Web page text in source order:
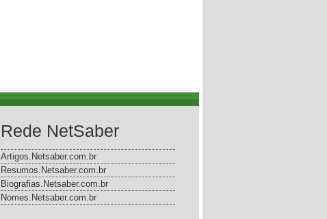
Rede NetSaber
Artigos.Netsaber.com.br
Resumos.Netsaber.com.br
Biografias.Netsaber.com.br
Nomes.Netsaber.com.br